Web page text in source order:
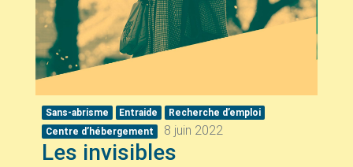
Sans-abrisme Entraide
Recherche d’emploi
Centre d’hébergement
8 juin 2022
Les invisibles